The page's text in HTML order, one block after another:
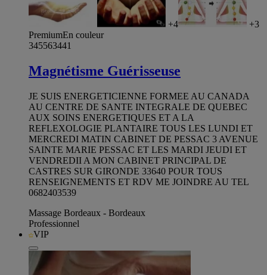
+4
+3
PremiumEn couleur
345563441
Magnétisme Guérisseuse
JE SUIS ENERGETICIENNE FORMEE AU CANADA
AU CENTRE DE SANTE INTEGRALE DE QUEBEC
AUX SOINS ENERGETIQUES ET A LA
REFLEXOLOGIE PLANTAIRE TOUS LES LUNDI ET
MERCREDI MATIN CABINET DE PESSAC 3 AVENUE
SAINTE MARIE PESSAC ET LES MARDI JEUDI ET
VENDREDII A MON CABINET PRINCIPAL DE
CASTRES SUR GIRONDE 33640 POUR TOUS
RENSEIGNEMENTS ET RDV ME JOINDRE AU TEL
0682403539
Massage Bordeaux - Bordeaux
Professionnel
VIP